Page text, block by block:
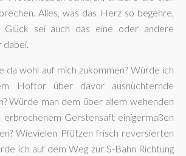
Alles, was das Herz so begehre,
Glück sei auch das eine oder andere
dabei.
da wohl auf mich zukommen? Würde ich
Hoftor über davor ausnüchternde
Würde man dem über allem wehenden
erbrochenem Gerstensaft einigermaßen
Wievielen Pfützen frisch reversierten
ich auf dem Weg zur S-Bahn Richtung